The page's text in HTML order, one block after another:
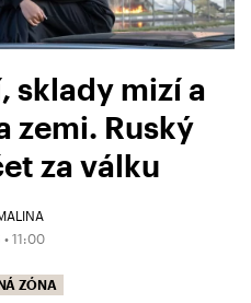
sklady mizí a
zemi. Ruský
za válku
• 11:00
ZÓNA